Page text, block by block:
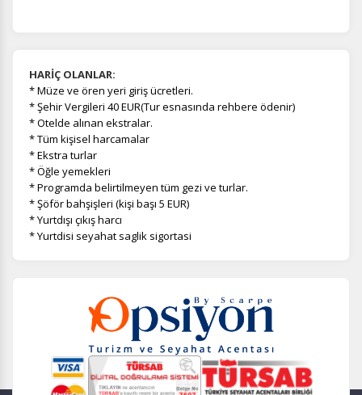
HARİÇ OLANLAR:
*Müze ve ören yeri giriş ücretleri.
*Şehir Vergileri 40 EUR(Tur esnasında rehbere ödenir)
* Otelde alınan ekstralar.
* Tüm kişisel harcamalar
* Ekstra turlar
* Öğle yemekleri
* Programda belirtilmeyen tüm gezi ve turlar.
* Şöför bahşişleri (kişi başı 5 EUR)
* Yurtdışı çıkış harcı
* Yurtdisi seyahat saglik sigortasi